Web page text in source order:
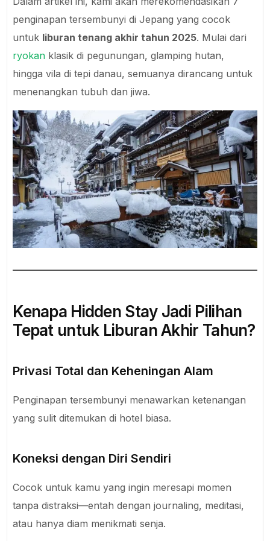
penginapan tersembunyi di Jepang yang cocok
untuk liburan tenang akhir tahun 2025. Mulai dari
ryokan klasik di pegunungan, glamping hutan,
hingga vila di tepi danau, semuanya dirancang untuk
menenangkan tubuh dan jiwa.
Kenapa Hidden Stay Jadi Pilihan
Tepat untuk Liburan Akhir Tahun?
Privasi Total dan Keheningan Alam
Penginapan tersembunyi menawarkan ketenangan
yang sulit ditemukan di hotel biasa.
Koneksi dengan Diri Sendiri
Cocok untuk kamu yang ingin meresapi momen
tanpa distraksi—entah dengan journaling, meditasi,
atau hanya diam menikmati senja.